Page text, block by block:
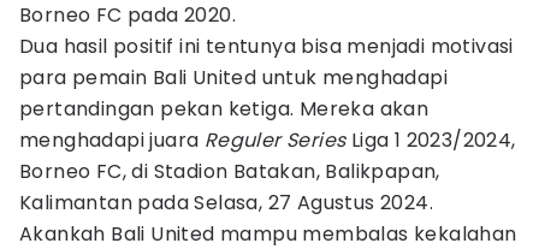
Borneo FC pada 2020.
Dua hasil positif ini tentunya bisa menjadi motivasi
para pemain Bali United untuk menghadapi
pertandingan pekan ketiga. Mereka akan
menghadapi juara Reguler SeriesLiga 1 2023/2024,
Borneo FC, di Stadion Batakan, Balikpapan,
Kalimantan pada Selasa, 27 Agustus 2024.
Akankah Bali United mampu membalas kekalahan